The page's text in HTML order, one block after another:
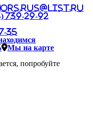
739-29-92
35
Мы на карте
попробуйте